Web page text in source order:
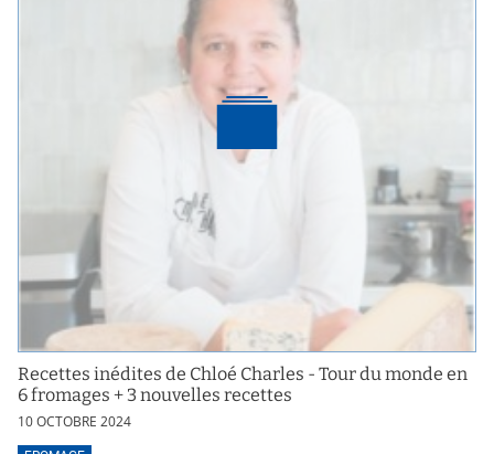
Recettes inédites de Chloé Charles - Tour du monde en
6 fromages + 3 nouvelles recettes
10 OCTOBRE 2024